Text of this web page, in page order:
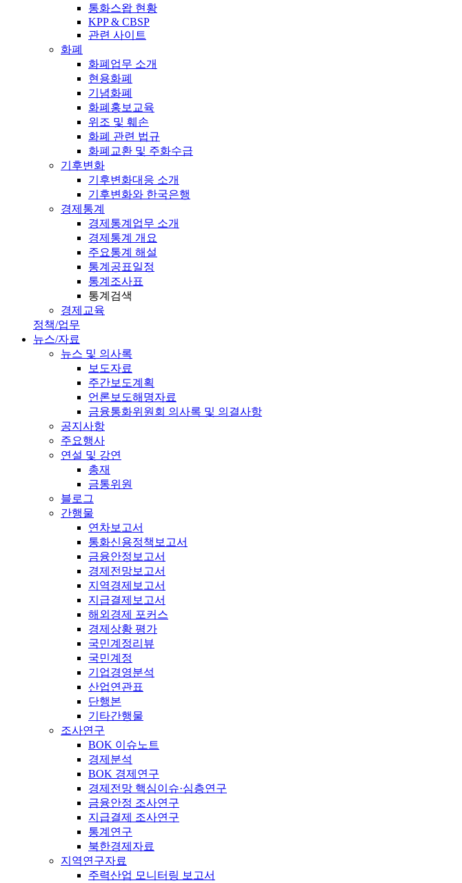
통화스왑 현황
KPP & CBSP
관련 사이트
화폐
화폐업무 소개
현용화폐
기념화폐
화폐홍보교육
위조 및 훼손
화폐 관련 법규
화폐교환 및 주화수급
기후변화
기후변화대응 소개
기후변화와 한국은행
경제통계
경제통계업무 소개
경제통계 개요
주요통계 해설
통계공표일정
통계조사표
통계검색
경제교육
정책/업무
뉴스/자료
뉴스 및 의사록
보도자료
주간보도계획
언론보도해명자료
금융통화위원회 의사록 및 의결사항
공지사항
주요행사
연설 및 강연
총재
금통위원
블로그
간행물
연차보고서
통화신용정책보고서
금융안정보고서
경제전망보고서
지역경제보고서
지급결제보고서
해외경제 포커스
경제상황 평가
국민계정리뷰
국민계정
기업경영분석
산업연관표
단행본
기타간행물
조사연구
BOK 이슈노트
경제분석
BOK 경제연구
경제전망 핵심이슈·심층연구
금융안정 조사연구
지급결제 조사연구
통계연구
북한경제자료
지역연구자료
주력산업 모니터링 보고서